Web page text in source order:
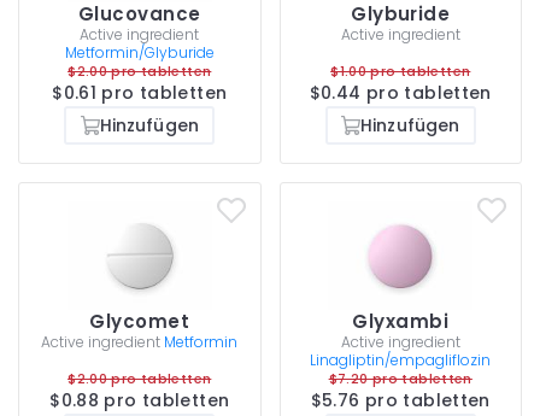
Glucovance
Active ingredient
Metformin/Glyburide
$2.00 pro tabletten
$0.61 pro tabletten
Hinzufügen
Glyburide
Active ingredient
$1.00 pro tabletten
$0.44 pro tabletten
Hinzufügen
Glycomet
Active ingredient Metformin
$2.00 pro tabletten
$0.88 pro tabletten
Glyxambi
Active ingredient
Linagliptin/empagliflozin
$7.20 pro tabletten
$5.76 pro tabletten